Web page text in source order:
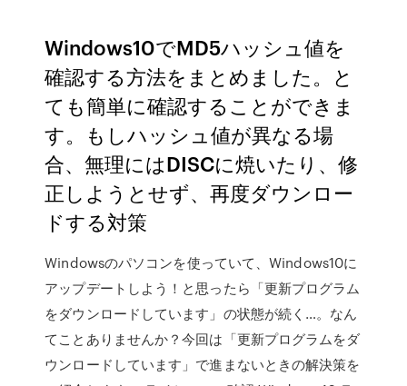
Windows10でMD5ハッシュ値を
確認する方法をまとめました。と
ても簡単に確認することができま
す。もしハッシュ値が異なる場
合、無理にはDISCに焼いたり、修
正しようとせず、再度ダウンロー
ドする対策
Windowsのパソコンを使っていて、Windows10に
アップデートしよう！と思ったら「更新プログラム
をダウンロードしています」の状態が続く…。なん
てことありませんか？今回は「更新プログラムをダ
ウンロードしています」で進まないときの解決策を